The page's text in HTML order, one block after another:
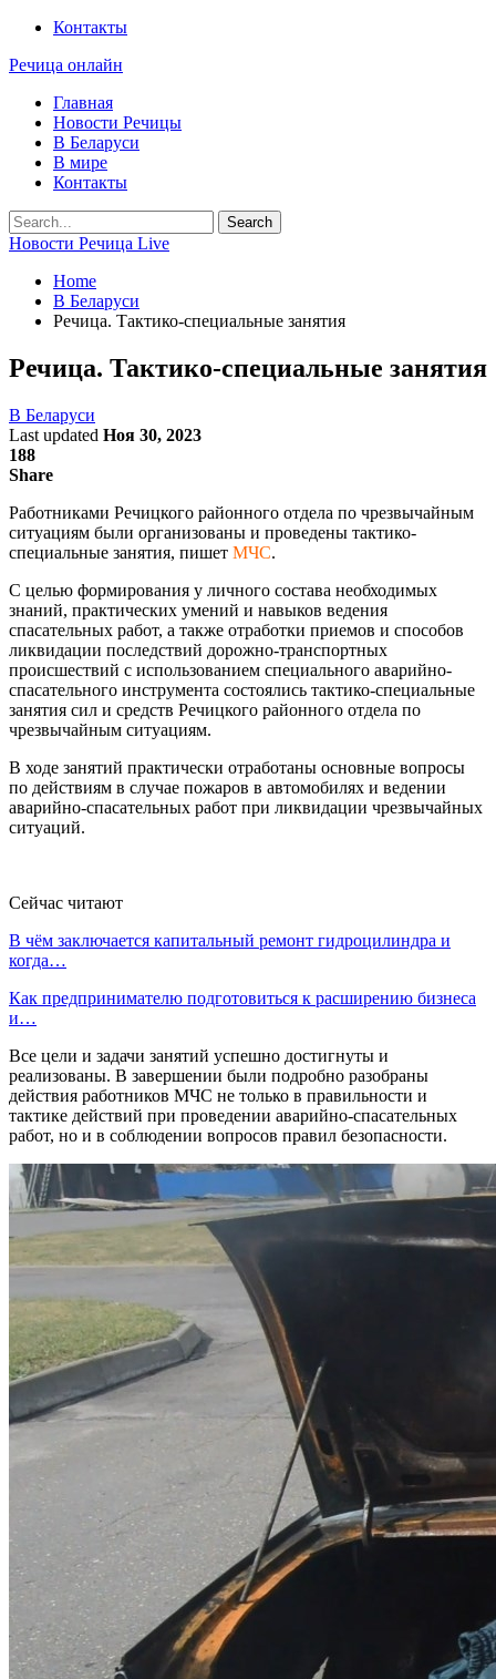
Контакты
Речица онлайн
Главная
Новости Речицы
В Беларуси
В мире
Контакты
Новости Речица Live
Home
В Беларуси
Речица. Тактико-специальные занятия
Речица. Тактико-специальные занятия
В Беларуси
Last updated Ноя 30, 2023
188
Share
Работниками Речицкого районного отдела по чрезвычайным
ситуациям были организованы и проведены тактико-
специальные занятия, пишет МЧС.
С целью формирования у личного состава необходимых
знаний, практических умений и навыков ведения
спасательных работ, а также отработки приемов и способов
ликвидации последствий дорожно-транспортных
происшествий с использованием специального аварийно-
спасательного инструмента состоялись тактико-специальные
занятия сил и средств Речицкого районного отдела по
чрезвычайным ситуациям.
В ходе занятий практически отработаны основные вопросы
по действиям в случае пожаров в автомобилях и ведении
аварийно-спасательных работ при ликвидации чрезвычайных
ситуаций.
Сейчас читают
В чём заключается капитальный ремонт гидроцилиндра и
когда…
Как предпринимателю подготовиться к расширению бизнеса
и…
Все цели и задачи занятий успешно достигнуты и
реализованы. В завершении были подробно разобраны
действия работников МЧС не только в правильности и
тактике действий при проведении аварийно-спасательных
работ, но и в соблюдении вопросов правил безопасности.